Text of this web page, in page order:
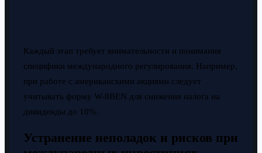
Каждый этап требует внимательности и понимания
специфики международного регулирования. Например,
при работе с американскими акциями следует
учитывать форму W-8BEN для снижения налога на
дивиденды до 10%.
Устранение неполадок и рисков при